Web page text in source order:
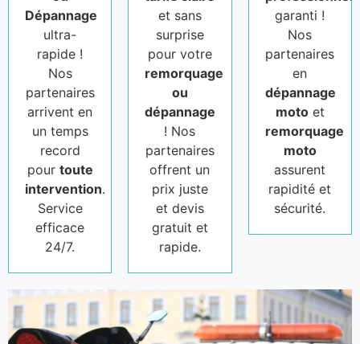
Dépannage
ultra-
rapide !
Nos
partenaires
arrivent en
un temps
record
pour toute
intervention.
Service
efficace
24/7.
et sans
surprise
pour votre
remorquage
ou
dépannage
! Nos
partenaires
offrent un
prix juste
et devis
gratuit et
rapide.
garanti !
Nos
partenaires
en
dépannage
motoet
remorquage
moto
assurent
rapidité et
sécurité.